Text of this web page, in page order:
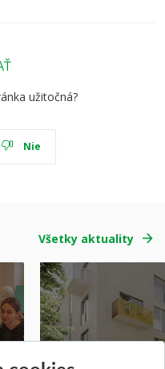
užitočná?
Nie
Všetky aktuality